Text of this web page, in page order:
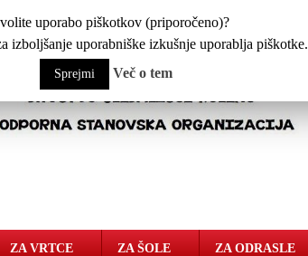
ZA VRTCE ZA ŠOLE ZA ODRASLE
uporabo piškotkov (priporočeno)?
izboljšanje uporabniške izkušnje uporablja piškotke.
Sprejmi Več o tem